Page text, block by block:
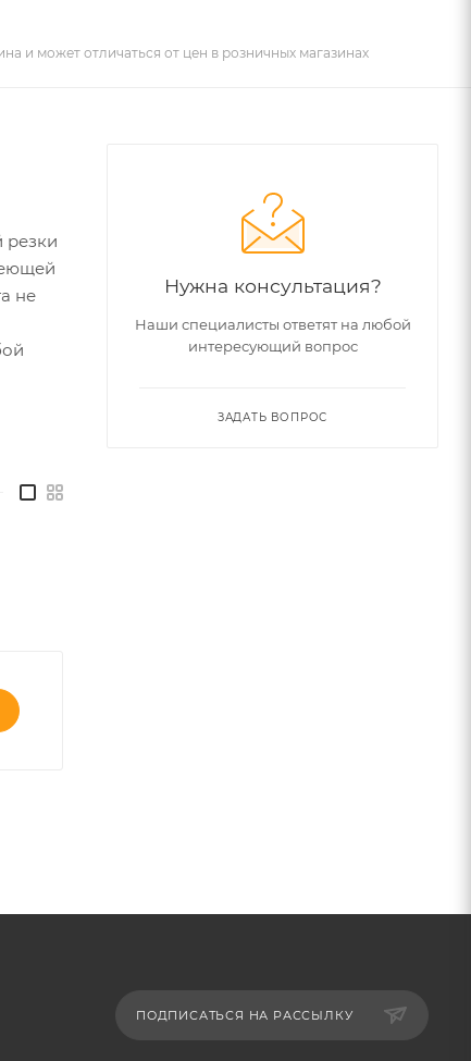
и может отличаться от цен в розничных магазинах
резки
не
Нужна консультация?
Наши специалисты ответят на любой
интересующий вопрос
ЗАДАТЬ ВОПРОС
ПОДПИСАТЬСЯ НА РАССЫЛКУ